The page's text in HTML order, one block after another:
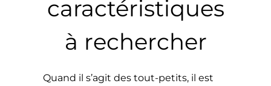
caractéristiques
à rechercher
Quand il s’agit des tout-petits, il est